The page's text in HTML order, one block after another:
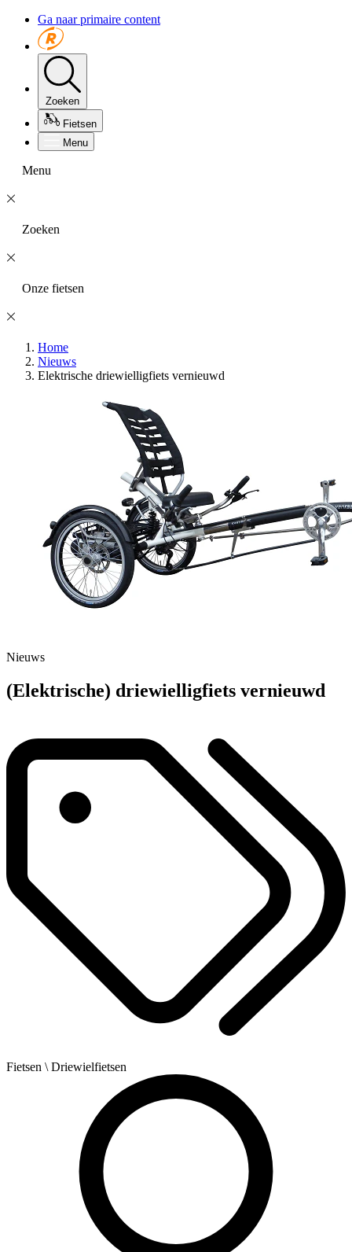
Ga naar primaire content
Zoeken
Fietsen
Menu
Menu
Zoeken
Onze fietsen
Home
Nieuws
Elektrische driewielligfiets vernieuwd
Nieuws
(Elektrische) driewielligfiets vernieuwd
Fietsen \ Driewielfietsen